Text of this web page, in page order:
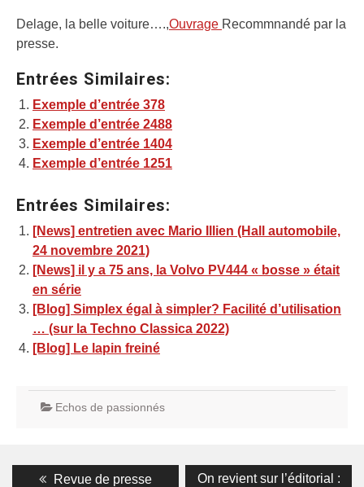
Delage, la belle voiture….,Ouvrage Recommnandé par la
presse.
Entrées Similaires:
Exemple d’entrée 378
Exemple d’entrée 2488
Exemple d’entrée 1404
Exemple d’entrée 1251
Entrées Similaires:
[News] entretien avec Mario Illien (Hall automobile,
24 novembre 2021)
[News] il y a 75 ans, la Volvo PV444 « bosse » était
en série
[Blog] Simplex égal à simpler? Facilité d’utilisation
… (sur la Techno Classica 2022)
[Blog] Le lapin freiné
Echos de passionnés
Navigation
Previous
Revue de presse
Next
On revient sur l’éditorial :